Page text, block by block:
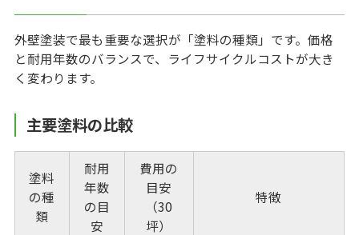
外壁塗装で最も重要な選択が「塗料の種類」です。価格
と耐用年数のバランスで、ライフサイクルコストが大き
く変わります。
主要塗料の比較
塗料
の種
類
耐用
年数
の目
安
費用の
目安
（30
坪）
特徴